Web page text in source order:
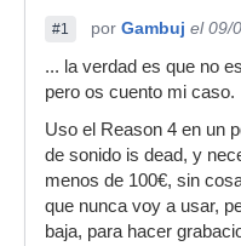
#1 por Gambuj el 09/
... la verdad es que no
pero os cuento mi caso.
Uso el Reason 4 en un
de sonido is dead, y
menos de 100€, sin
que nunca voy a usar,
baja, para hacer